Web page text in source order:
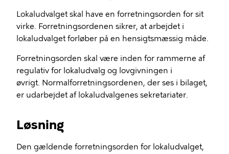
Lokaludvalget skal have en forretningsorden for sit
virke. Forretningsordenen sikrer, at arbejdet i
lokaludvalget forløber på en hensigtsmæssig måde.
Forretningsorden skal være inden for rammerne af
regulativ for lokaludvalg og lovgivningen i
øvrigt. Normalforretningsordenen, der ses i bilaget,
er udarbejdet af lokaludvalgenes sekretariater.
Løsning
Den gældende forretningsorden for lokaludvalget,